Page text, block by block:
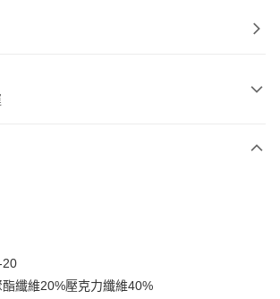
台北富邦商業銀行
20
纖維20%壓克力纖維40%